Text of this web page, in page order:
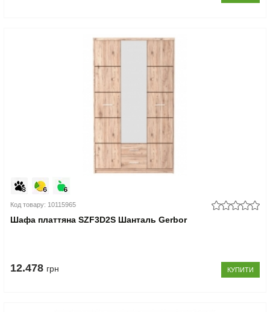
Код товару: 10115965
Шафа платтяна SZF3D2S Шанталь Gerbor
12.478 грн КУПИТИ